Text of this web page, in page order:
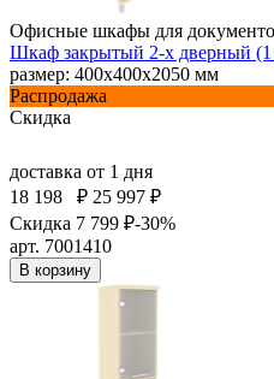
Офисные шкафы для
Шкаф закрытый 2-х дверный (1
размер: 400х400х2050 мм
Распродажа
Скидка
доставка от 1 дня
18 198
₽ 25 997 ₽
Скидка 7 799 ₽-30%
арт. 7001410
В корзину